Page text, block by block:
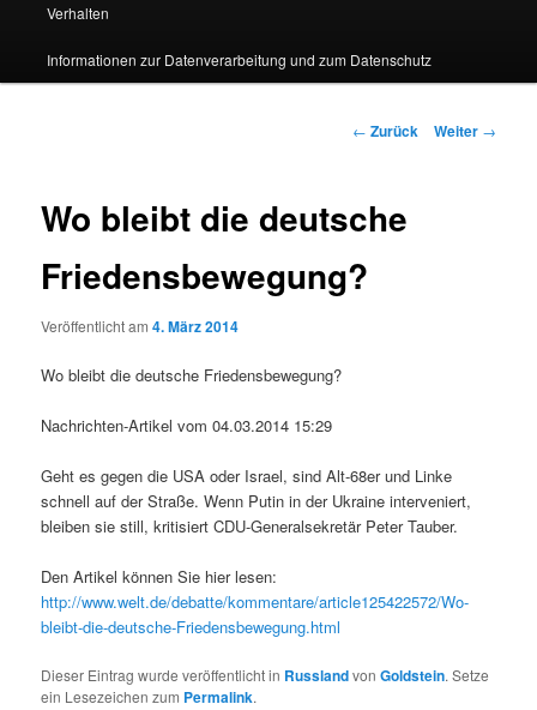
Verhalten
Informationen zur Datenverarbeitung und zum Datenschutz
Beitragsnavigation
← Zurück Weiter →
Wo bleibt die deutsche
Friedensbewegung?
Veröffentlicht am4. März 2014
Wo bleibt die deutsche Friedensbewegung?
Nachrichten-Artikel vom 04.03.2014 15:29
Geht es gegen die USA oder Israel, sind Alt-68er und Linke
schnell auf der Straße. Wenn Putin in der Ukraine interveniert,
bleiben sie still, kritisiert CDU-Generalsekretär Peter Tauber.
Den Artikel können Sie hier lesen:
http://www.welt.de/debatte/kommentare/article125422572/Wo-
bleibt-die-deutsche-Friedensbewegung.html
Dieser Eintrag wurde veröffentlicht in RusslandvonGoldstein. Setze
ein Lesezeichen zum Permalink.